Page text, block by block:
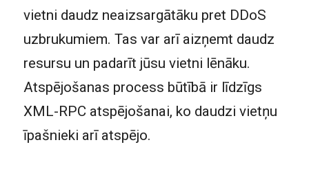
vietni daudz neaizsargātāku pret DDoS
uzbrukumiem. Tas var arī aizņemt daudz
resursu un padarīt jūsu vietni lēnāku.
Atspējošanas process būtībā ir līdzīgs
XML-RPC atspējošanai, ko daudzi vietņu
īpašnieki arī atspējo.